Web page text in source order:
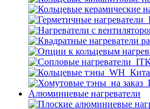
Алюминиевые нагреватели